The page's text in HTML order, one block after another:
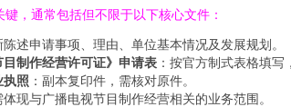
，通常包括但不限于以下核心文件：
陈述申请事项、理由、单位基本情况及发展规划。
目制作经营许可证》申请表 ：按官方制式表格填写
执照 ：副本复印件，需核对原件。
体现与广播电视节目制作经营相关的业务范围。